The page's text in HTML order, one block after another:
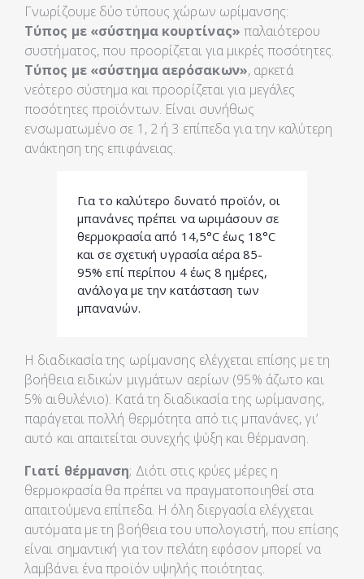
Γνωρίζουμε δύο τύπους χώρων ωρίμανσης:
Τύπος με «σύστημα κουρτίνας» παλαιότερου
συστήματος, που προορίζεται για μικρές ποσότητες.
Τύπος με «σύστημα αερόσακων», αρκετά
νεότερο σύστημα και προορίζεται για μεγάλες
ποσότητες προϊόντων. Είναι συνήθως
ενσωματωμένο σε 1, 2 ή 3 επίπεδα για την καλύτερη
ανάκτηση της επιφάνειας.
Για το καλύτερο δυνατό προϊόν, οι
μπανάνες πρέπει να ωριμάσουν σε
θερμοκρασία από 14,5°C έως 18°C
και σε σχετική υγρασία αέρα 85-
95% επί περίπου 4 έως 8 ημέρες,
ανάλογα με την κατάσταση των
μπανανών.
Η διαδικασία της ωρίμανσης ελέγχεται επίσης με τη
βοήθεια ειδικών μιγμάτων αερίων (95% άζωτο και
5% αιθυλένιο). Κατά τη διαδικασία της ωρίμανσης,
παράγεται πολλή θερμότητα από τις μπανάνες, γι’
αυτό και απαιτείται συνεχής ψύξη και θέρμανση.
Γιατί θέρμανση; Διότι στις κρύες μέρες η
θερμοκρασία θα πρέπει να πραγματοποιηθεί στα
απαιτούμενα επίπεδα. Η όλη διεργασία ελέγχεται
αυτόματα με τη βοήθεια του υπολογιστή, που επίσης
είναι σημαντική για τον πελάτη εφόσον μπορεί να
λαμβάνει ένα προϊόν υψηλής ποιότητας.